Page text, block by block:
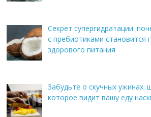
Секрет супергидратации:
с пребиотиками становится
здорового питания
Забудьте о скучных ужинах:
которое видит вашу еду